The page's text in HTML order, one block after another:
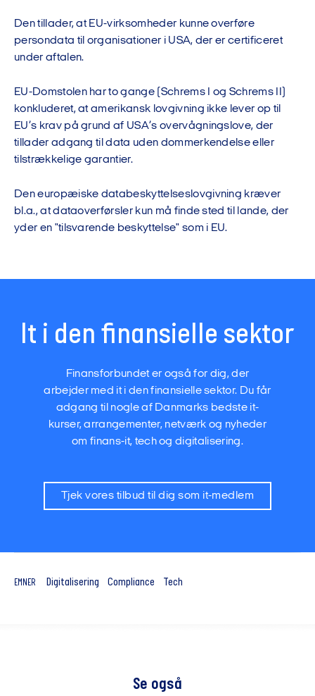
Den tillader, at EU-virksomheder kunne overføre
persondata til organisationer i USA, der er certificeret
under aftalen.
EU-Domstolen har to gange (Schrems I og Schrems II)
konkluderet, at amerikansk lovgivning ikke lever op til
EU’s krav på grund af USA’s overvågningslove, der
tillader adgang til data uden dommerkendelse eller
tilstrækkelige garantier.
Den europæiske databeskyttelseslovgivning kræver
bl.a., at dataoverførsler kun må finde sted til lande, der
yder en "tilsvarende beskyttelse" som i EU.
It i den finansielle sektor
Finansforbundet er også for dig, der
arbejder med it i den finansielle sektor. Du får
adgang til nogle af Danmarks bedste it-
kurser, arrangementer, netværk og nyheder
om finans-it, tech og digitalisering.
Tjek vores tilbud til dig som it-medlem
EMNER Digitalisering Compliance Tech
Se også